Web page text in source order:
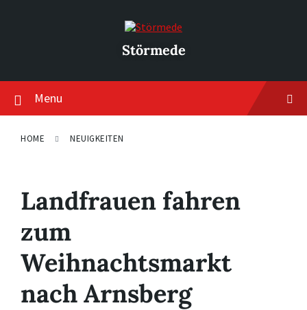
Störmede
Menu
HOME NEUIGKEITEN
Landfrauen fahren
zum
Weihnachtsmarkt
nach Arnsberg